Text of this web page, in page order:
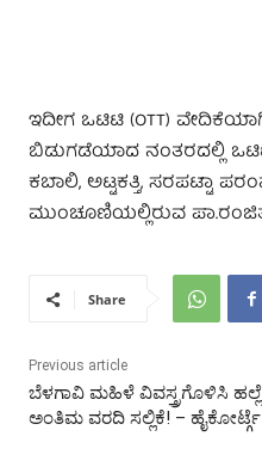
ಇದೀಗ ಒಟಿಟಿ (OTT)
ಬಿಡುಗಡೆಯಾದ ನಂತರದಲ್ಲಿ
ಕಬಾಲಿ, ಅಟ್ಟಕತ್ತಿ, ಸರಪಟ್ಟಾ
ಮುಂಚೂಣಿಯಲ್ಲಿರುವ
Share
Previous article
ಬೆಳಗಾವಿ ಮಹಿಳೆ ವಿವಸ್ತ್ರಗೊಳಿಸಿ ಹಲ್ಲೆ
ಅಂತಿಮ ವರದಿ ಸಲ್ಲಿಕೆ! –